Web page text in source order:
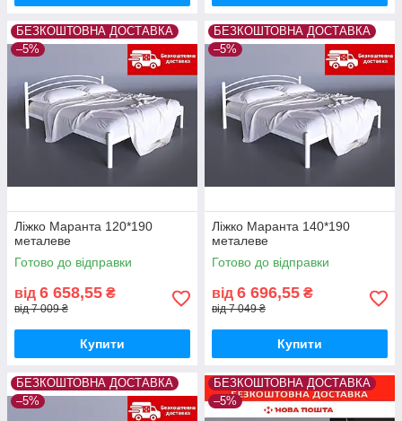
БЕЗКОШТОВНА ДОСТАВКА
–5%
Ліжко Маранта 120*190
металеве
Готово до відправки
від 6 658,55 ₴
від 7 009 ₴
Купити
БЕЗКОШТОВНА ДОСТАВКА
–5%
Ліжко Маранта 140*190
металеве
Готово до відправки
від 6 696,55 ₴
від 7 049 ₴
Купити
БЕЗКОШТОВНА ДОСТАВКА
–5%
БЕЗКОШТОВНА ДОСТАВКА
–5%